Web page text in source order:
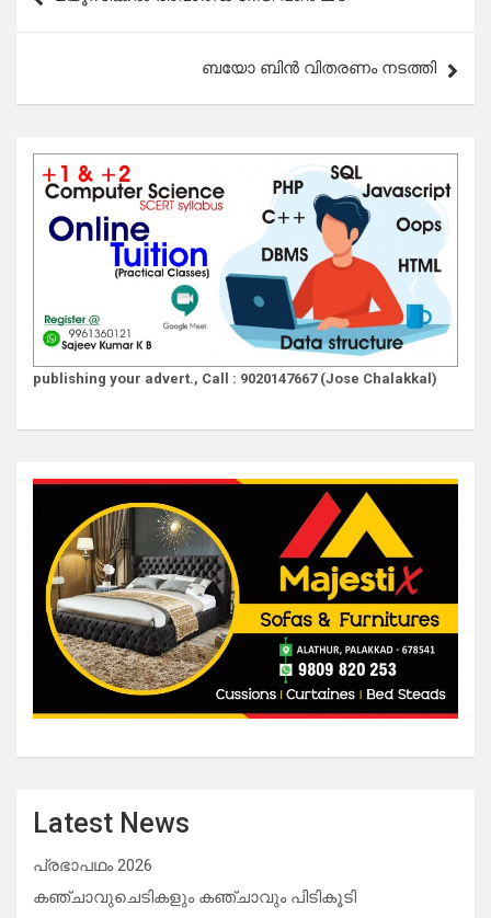
navigation
ബയോ ബിൻ വിതരണം നടത്തി
publishing your advert., Call : 9020147667 (Jose Chalakkal)
Latest News
പ്രഭാപഥം 2026
കഞ്ചാവുചെടികളും കഞ്ചാവും പിടികൂടി